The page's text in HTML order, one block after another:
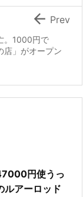
。1000円で
店」がオープン
 Prev
円使うっ
ルアーロッド